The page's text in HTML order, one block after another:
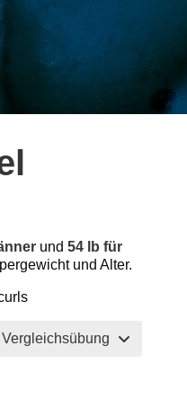
und 54 lb für
und Alter.
Vergleichsübung